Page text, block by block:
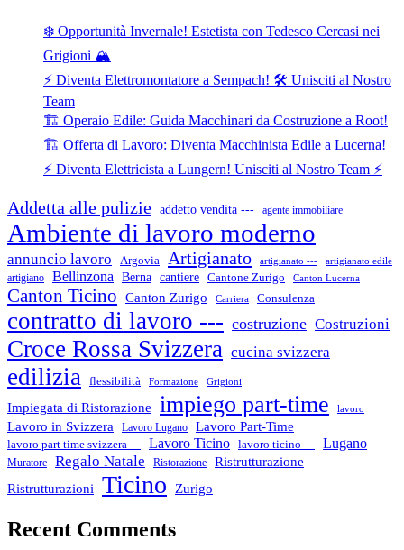
❄️ Opportunità Invernale! Estetista con Tedesco Cercasi nei
Grigioni 🏔️
⚡ Diventa Elettromontatore a Sempach! 🛠️ Unisciti al Nostro
Team
🏗️ Operaio Edile: Guida Macchinari da Costruzione a Root!
🏗️ Offerta di Lavoro: Diventa Macchinista Edile a Lucerna!
⚡ Diventa Elettricista a Lungern! Unisciti al Nostro Team ⚡
Addetta alle pulizie addetto vendita --- agente immobiliare
Ambiente di lavoro moderno
annuncio lavoro Argovia Artigianato artigianato --- artigianato edile
artigiano Bellinzona Berna cantiere Cantone Zurigo Canton Lucerna
Canton Ticino Canton Zurigo Carriera Consulenza
contratto di lavoro --- costruzione Costruzioni
Croce Rossa Svizzera cucina svizzera
edilizia flessibilità Formazione Grigioni
Impiegata di Ristorazione impiego part-time lavoro
Lavoro in Svizzera Lavoro Lugano Lavoro Part-Time
lavoro part time svizzera --- Lavoro Ticino lavoro ticino --- Lugano
Muratore Regalo Natale Ristorazione
Ristrutturazione
Ristrutturazioni
Ticino Zurigo
Recent Comments